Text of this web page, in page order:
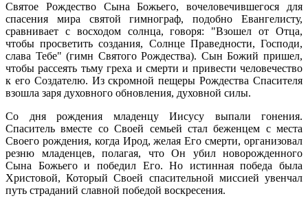
Святое Рождество Сына Божьего, вочеловечившегося для
спасения мира святой гимнограф, подобно Евангелисту,
сравнивает с восходом солнца, говоря: "Взошел от Отца,
чтобы просветить создания, Солнце Праведности, Господи,
слава Тебе" (гимн Святого Рождества). Сын Божий пришел,
чтобы рассеять тьму греха и смерти и привести человечество
к его Создателю. Из скромной пещеры Рождества Спасителя
взошла заря духовного обновления, духовной силы.
Со дня рождения младенцу Иисусу выпали гонения.
Спаситель вместе со Своей семьей стал беженцем с места
Своего рождения, когда Ирод, желая Его смерти, организовал
резню младенцев, полагая, что Он убил новорожденного
Сына Божьего и победил Его. Но истинная победа была
Христовой, Который Своей спасительной миссией увенчал
путь страданий славной победой воскресения.